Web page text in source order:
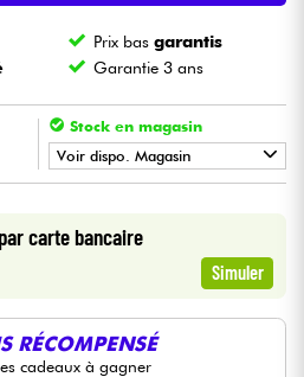
Prix basgarantis
Garantie 3 ans
Stock en magasin
Voir dispo. Magasin
par carte bancaire
Simuler
RÉCOMPENSÉ
cadeaux à gagner